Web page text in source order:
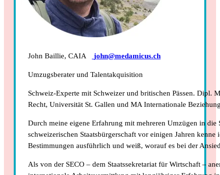
John Baillie, CAIA john@medamicus.ch
Umzugsberater und Talentakquisition
Schweiz-Experte mit Schweizer und britischen Pässen. Dipl.
Recht, Universität St. Gallen und MA Internationale
Durch meine eigene Erfahrung mit mehreren Umzügen in die
schweizerischen Staatsbürgerschaft vor einigen Jahren kenne
Bestimmungen ausführlich und weiß, worauf es bei der
Als von der SECO – dem Staatssekretariat für Wirtschaft –